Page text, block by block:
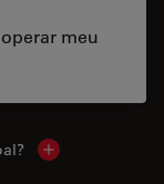
meu
Show local